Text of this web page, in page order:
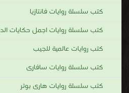
كتب سلسلة روايات فانتازيا
كتب سلسلة روايات اجمل حكايات
كتب روايات عالمية للجيب
كتب سلسلة روايات سافارى
كتب سلسلة روايات هارى بوتر